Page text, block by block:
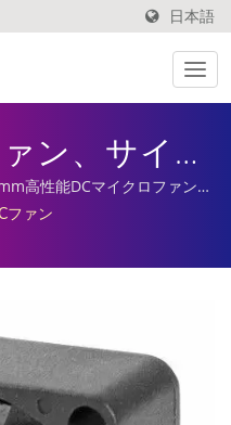
日本語
ン、サイレ
クロプロジ
冷却器メー
高性能DCマイクロファン、
。私たちのサービスには、
ファン